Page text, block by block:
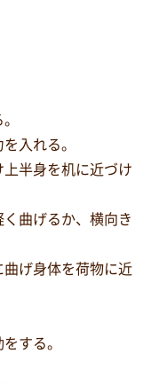
入れる。
半身を机に近づけ
曲げるか、横向き
げ身体を荷物に近
する。